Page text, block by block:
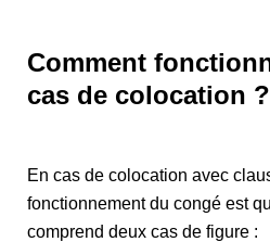
Comment
cas de colocation ?
En cas de colocation avec
fonctionnement du congé est
comprend deux cas de figure :